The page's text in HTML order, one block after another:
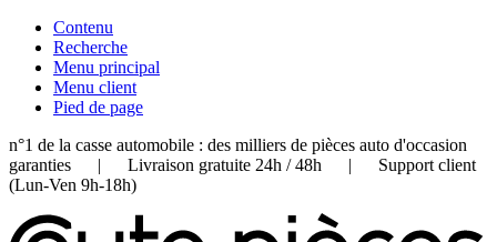
Contenu
Recherche
Menu principal
Menu client
Pied de page
n°1 de la casse automobile : des milliers de pièces auto d'occasion
garanties | Livraison gratuite 24h / 48h | Support client
(Lun-Ven 9h-18h)